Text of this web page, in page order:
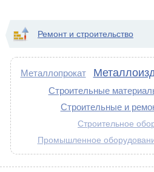
Ремонт и строительство
Металлопрокат
Строительные
Строительные и
Строительное
Промышленное